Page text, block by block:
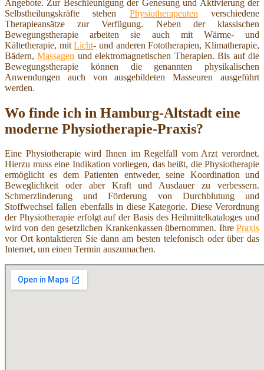
Angebote. Zur Beschleunigung der Genesung und Aktivierung der
Selbstheilungskräfte stehen Physiotherapeuten verschiedene
Therapieansätze zur Verfügung. Neben der klassischen
Bewegungstherapie arbeiten sie auch mit Wärme- und
Kältetherapie, mitLicht- und anderen Fototherapien, Klimatherapie,
Bädern,Massagen und elektromagnetischen Therapien. Bis auf die
Bewegungstherapie können die genannten physikalischen
Anwendungen auch von ausgebildeten Masseuren ausgeführt
werden.
Wo finde ich in Hamburg-Altstadt eine
moderne Physiotherapie-Praxis?
Eine Physiotherapie wird Ihnen im Regelfall vom Arzt verordnet.
Hierzu muss eine Indikation vorliegen, das heißt, die Physiotherapie
ermöglicht es dem Patienten entweder, seine Koordination und
Beweglichkeit oder aber Kraft und Ausdauer zu verbessern.
Schmerzlinderung und Förderung von Durchblutung und
Stoffwechsel fallen ebenfalls in diese Kategorie. Diese Verordnung
der Physiotherapie erfolgt auf der Basis des Heilmittelkataloges und
wird von den gesetzlichen Krankenkassen übernommen. Ihre Praxis
vor Ort kontaktieren Sie dann am besten telefonisch oder über das
Internet, um einen Termin auszumachen.